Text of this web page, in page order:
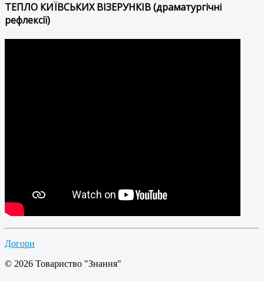
ТЕПЛО КИЇВСЬКИХ ВІЗЕРУНКІВ (драматургічні
рефлексії)
Догори
© 2026 Товариство "Знання"